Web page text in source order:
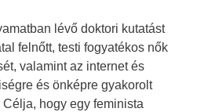
lévő doktori kutatást
felnőtt, testi fogyatékos nők
valamint az internet és
és önképre gyakorolt
hogy egy feminista